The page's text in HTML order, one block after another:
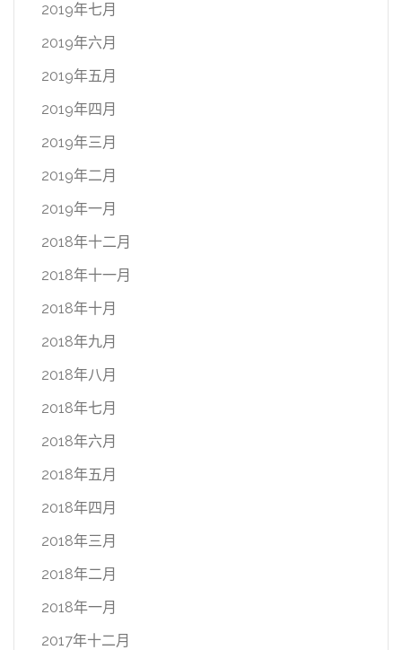
2019年七月
2019年六月
2019年五月
2019年四月
2019年三月
2019年二月
2019年一月
2018年十二月
2018年十一月
2018年十月
2018年九月
2018年八月
2018年七月
2018年六月
2018年五月
2018年四月
2018年三月
2018年二月
2018年一月
2017年十二月